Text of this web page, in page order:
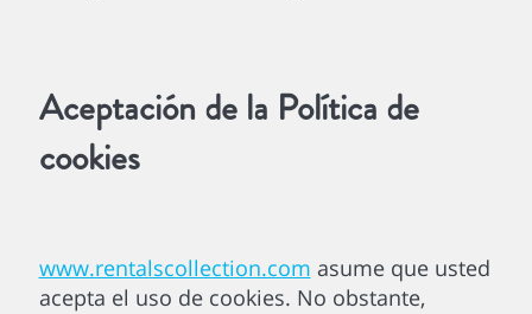
Aceptación de la Política de
cookies
www.rentalscollection.com asume que usted
acepta el uso de cookies. No obstante,